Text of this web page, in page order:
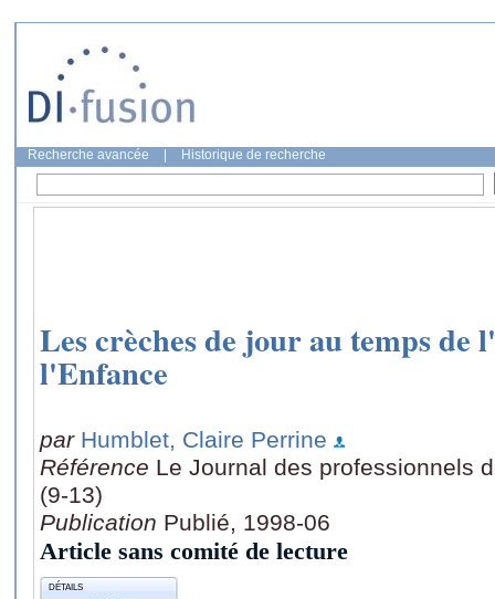
Recherche avancée Historique de recherche
Les crèches de jour au temps de
l'Enfance
par Humblet, Claire Perrine
Référence Le Journal des professionnels
(9-13)
Publication Publié, 1998-06
Article sans comité de lecture
DÉTAILS